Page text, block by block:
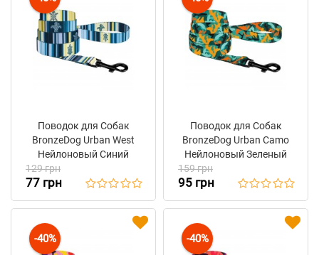
Поводок для Собак
BronzeDog Urban West
Нейлоновый Синий
129 грн
77 грн
Поводок для Собак
BronzeDog Urban Camo
Нейлоновый Зеленый
159 грн
95 грн
-40% -40%